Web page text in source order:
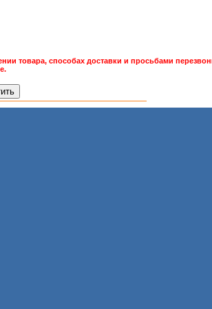
товара, способах доставки и просьбами